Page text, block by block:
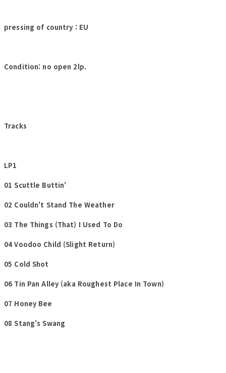
pressing of country : EU
Condition: no open 2lp.
Tracks
LP1
01 Scuttle Buttin'
02 Couldn't Stand The Weather
03 The Things (That) I Used To Do
04 Voodoo Child (Slight Return)
05 Cold Shot
06 Tin Pan Alley (aka Roughest Place In Town)
07 Honey Bee
08 Stang's Swang